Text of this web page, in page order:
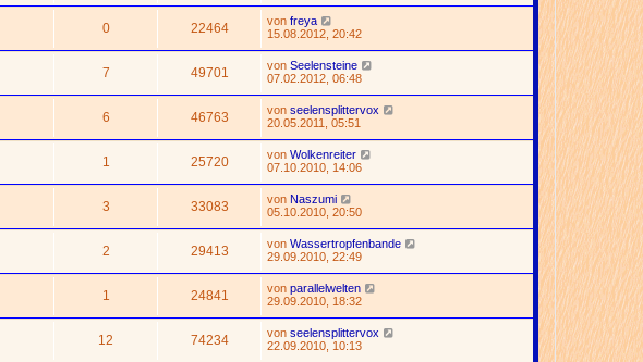
0 22464 von freya
15.08.2012, 20:42
7 49701 von Seelensteine
07.02.2012, 06:48
6 46763 von seelensplittervox
20.05.2011, 05:51
1 25720 von Wolkenreiter
07.10.2010, 14:06
3 33083 von Naszumi
05.10.2010, 20:50
2 29413 von Wassertropfenbande
29.09.2010, 22:49
1 24841 von parallelwelten
29.09.2010, 18:32
12 74234 von seelensplittervox
22.09.2010, 10:13